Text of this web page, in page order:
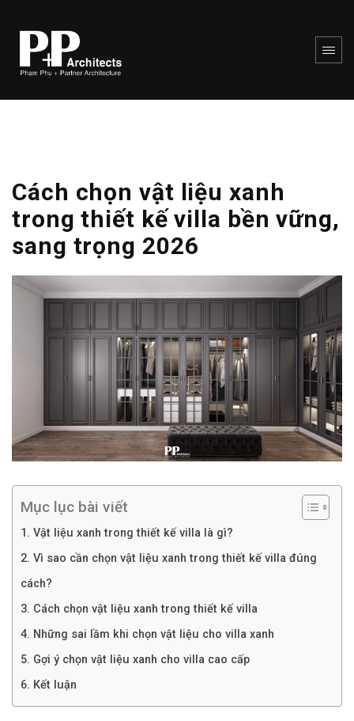
Cách chọn vật liệu xanh
trong thiết kế villa bền vững,
sang trọng 2026
Mục lục bài viết
1. Vật liệu xanh trong thiết kế villa là gì?
2. Vì sao cần chọn vật liệu xanh trong thiết kế villa đúng
cách?
3. Cách chọn vật liệu xanh trong thiết kế villa
4. Những sai lầm khi chọn vật liệu cho villa xanh
5. Gợi ý chọn vật liệu xanh cho villa cao cấp
6. Kết luận